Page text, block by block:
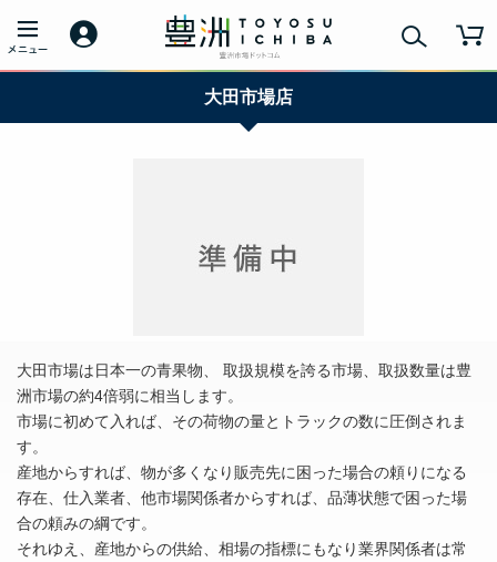
大田市場店
大田市場は日本一の青果物、 取扱規模を誇る市場、取扱数量は豊
洲市場の約4倍弱に相当します。
市場に初めて入れば、その荷物の量とトラックの数に圧倒されま
す。
産地からすれば、物が多くなり販売先に困った場合の頼りになる
存在、仕入業者、他市場関係者からすれば、品薄状態で困った場
合の頼みの綱です。
それゆえ、産地からの供給、相場の指標にもなり業界関係者は常